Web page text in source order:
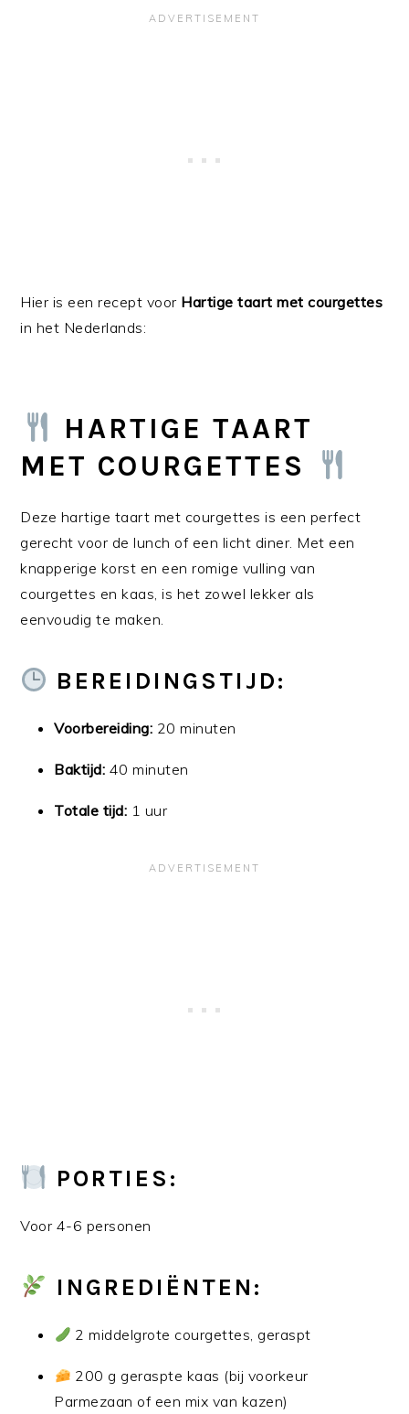
Hier is een recept voor Hartige taart met courgettes
in het Nederlands:
HARTIGE TAART
MET COURGETTES
Deze hartige taart met courgettes is een perfect
gerecht voor de lunch of een licht diner. Met een
knapperige korst en een romige vulling van
courgettes en kaas, is het zowel lekker als
eenvoudig te maken.
BEREIDINGSTIJD:
Voorbereiding: 20 minuten
Baktijd: 40 minuten
Totale tijd: 1 uur
PORTIES:
Voor 4-6 personen
INGREDIËNTEN:
2 middelgrote courgettes, geraspt
200 g geraspte kaas (bij voorkeur
Parmezaan of een mix van kazen)